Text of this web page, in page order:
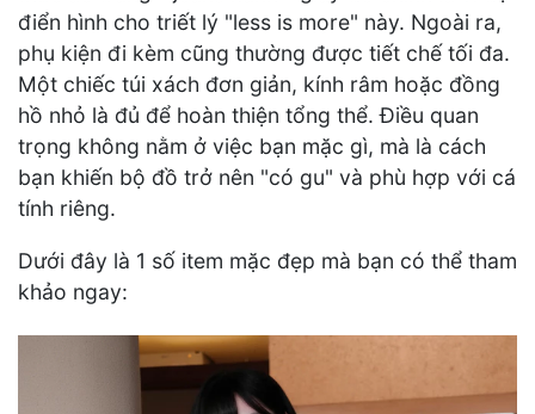
điển hình cho triết lý "less is more" này. Ngoài ra,
phụ kiện đi kèm cũng thường được tiết chế tối đa.
Một chiếc túi xách đơn giản, kính râm hoặc đồng
hồ nhỏ là đủ để hoàn thiện tổng thể. Điều quan
trọng không nằm ở việc bạn mặc gì, mà là cách
bạn khiến bộ đồ trở nên "có gu" và phù hợp với cá
tính riêng.
Dưới đây là 1 số item mặc đẹp mà bạn có thể tham
khảo ngay: